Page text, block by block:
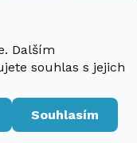
Dalším
souhlas s jejich
Souhlasím
2 199 Kč
Detail
s nízkým obsahem